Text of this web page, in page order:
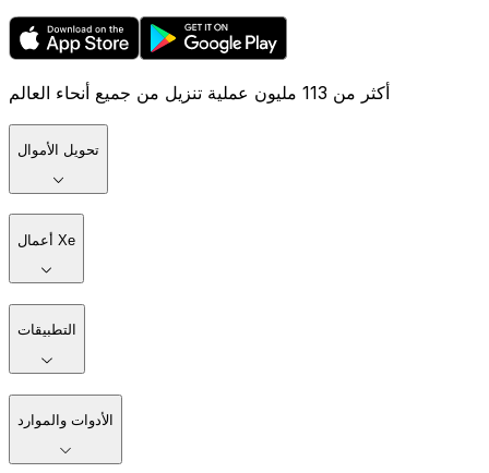
أكثر من 113 مليون عملية تنزيل من جميع أنحاء العالم
تحويل الأموال
أعمال Xe
التطبيقات
الأدوات والموارد